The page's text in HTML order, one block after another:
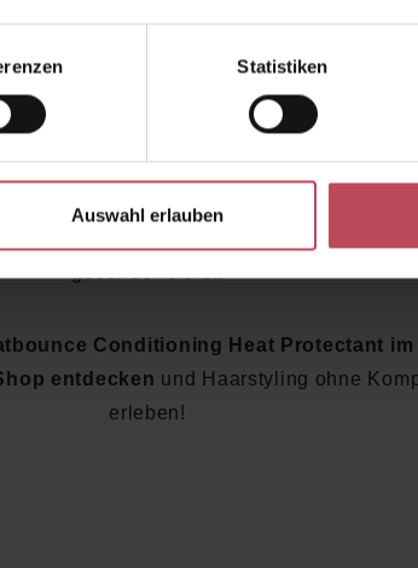
Statistiken
Auswahl erlauben
regelmäßigem Hitzestyling dauerhaft
bleibt – und warum ist dieses
die kompromisslosen Hitzeschutz mit
und Schutz vor allen
gesünder bleibt.
Conditioning Heat Protectant im
entdecken und Haarstyling ohne
erleben!